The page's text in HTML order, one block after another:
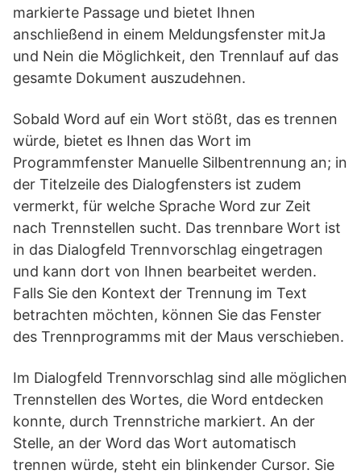
markierte Passage und bietet Ihnen
anschließend in einem Meldungsfenster mitJa
und Nein die Möglichkeit, den Trennlauf auf das
gesamte Dokument auszudehnen.
Sobald Word auf ein Wort stößt, das es trennen
würde, bietet es Ihnen das Wort im
Programmfenster Manuelle Silbentrennung an; in
der Titelzeile des Dialogfensters ist zudem
vermerkt, für welche Sprache Word zur Zeit
nach Trennstellen sucht. Das trennbare Wort ist
in das Dialogfeld Trennvorschlag eingetragen
und kann dort von Ihnen bearbeitet werden.
Falls Sie den Kontext der Trennung im Text
betrachten möchten, können Sie das Fenster
des Trennprogramms mit der Maus verschieben.
Im Dialogfeld Trennvorschlag sind alle möglichen
Trennstellen des Wortes, die Word entdecken
konnte, durch Trennstriche markiert. An der
Stelle, an der Word das Wort automatisch
trennen würde, steht ein blinkender Cursor. Sie